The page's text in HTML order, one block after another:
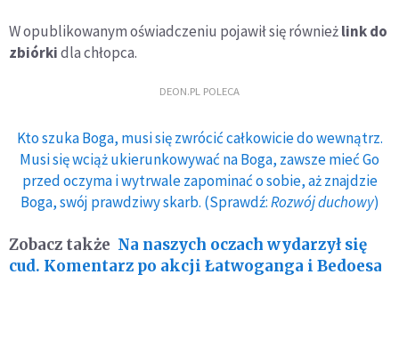
W opublikowanym oświadczeniu pojawił się równieżlink do
zbiórkidla chłopca.
DEON.PL POLECA
Kto szuka Boga, musi się zwrócić całkowicie do wewnątrz.
Musi się wciąż ukierunkowywać na Boga, zawsze mieć Go
przed oczyma i wytrwale zapominać o sobie, aż znajdzie
Boga, swój prawdziwy skarb. (Sprawdź:Rozwój duchowy)
Zobacz także Na naszych oczach wydarzył się
cud. Komentarz po akcji Łatwoganga i Bedoesa